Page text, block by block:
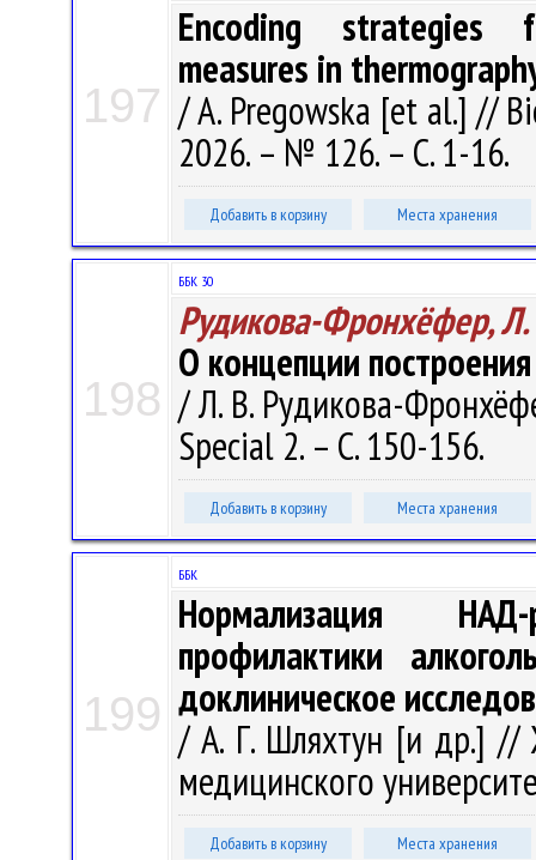
197
Encoding strategies
measures in
/ A. Pregowska [et al.] //
2026. – № 126. – С. 1-16.
Добавить в корзину Места хранения
198
ББК 30
Рудикова-Фронхёфер,
О концепции
/ Л. В. Рудикова-
Special 2. – С. 150-156.
Добавить в корзину Места хранения
199
ББК
Нормализация
профилактики
доклиническое
/ А. Г. Шляхтун [и др.] //
медицинского
Добавить в корзину Места хранения